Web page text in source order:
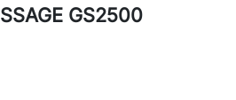
GS2500